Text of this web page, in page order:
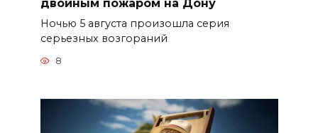
двойным пожаром на Дону
Ночью 5 августа произошла серия
серьезных возгораний
8